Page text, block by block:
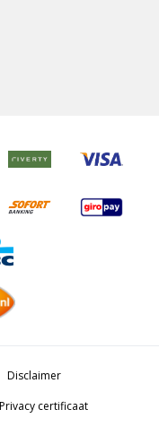
Disclaimer
Privacy certificaat